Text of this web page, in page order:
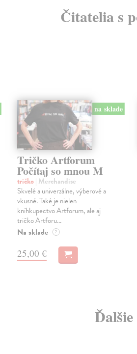
Čitatelia s
na sklade
Tričko Artforum
Počítaj so mnou M
tričko| Merchandise
Skvelé a univerzálne, výberové a
vkusné. Také je nielen
kníhkupectvo Artforum, ale aj
tričko Artforu...
Na sklade ?
25,00 €